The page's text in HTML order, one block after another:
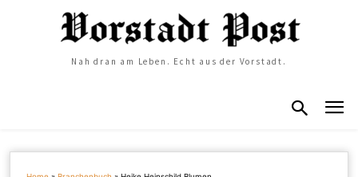
Nah dran am Leben. Echt aus der Vorstadt.